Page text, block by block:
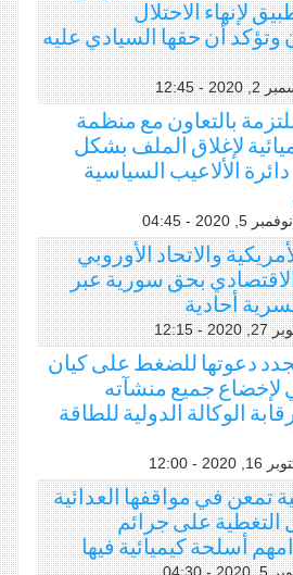
لإنهاء الاحتلال
وتؤكد أن حقها السيادي عليه
- 12:45
بالتعاون مع منظمة
لإغلاق الملف بشكل
الألاعيب السياسية
- 04:45
والاتحاد الأوروبي
بحق سورية عبر
أحادية
12:15
دعوتها للضغط على كيان
لإخضاع جميع منشآته
الوكالة الدولية للطاقة
تمعن في مواقفها العدائية
على جرائم
أسلحة كيميائية فيها